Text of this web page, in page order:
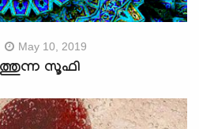
May 10, 2019
സൂഫി